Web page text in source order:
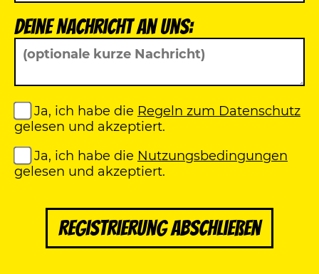
Deine Nachricht an uns:
Ja, ich habe die Regeln zum Datenschutz
gelesen und akzeptiert.
Ja, ich habe die Nutzungsbedingungen
gelesen und akzeptiert.
Registrierung abschließen